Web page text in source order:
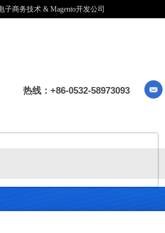
子商务技术 & Magento开发公司
热线：+86-0532-58973093